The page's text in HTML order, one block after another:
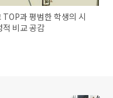
TOP과 평범한 학생의 시
적 비교 공감